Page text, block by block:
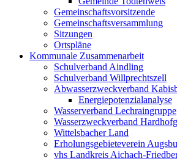
Gemeinschaftsvorsitzende
Gemeinschaftsversammlung
Sitzungen
Ortspläne
Kommunale Zusammenarbeit
Schulverband Aindling
Schulverband Willprechtszell
Abwasserzweckverband
Energiepotenzialanalyse
Wasserverband Lechraingruppe
Wasserzweckverband
Wittelsbacher Land
Erholungsgebieteverein
vhs Landkreis Aichach-